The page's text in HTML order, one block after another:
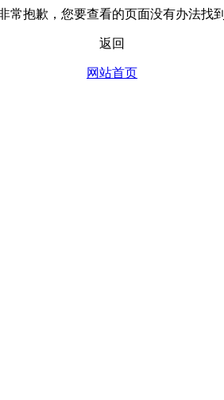
常抱歉，您要查看的页面没有办法找到
返回
网站首页